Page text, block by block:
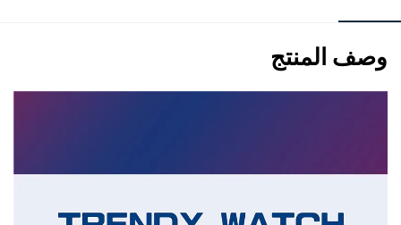
وصف المنتج